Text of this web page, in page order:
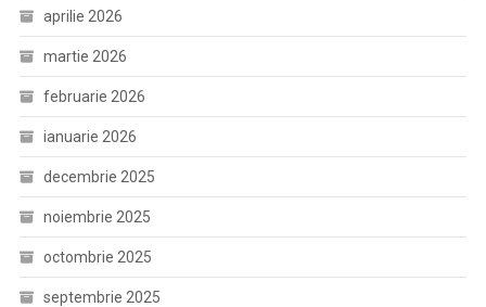
aprilie 2026
martie 2026
februarie 2026
ianuarie 2026
decembrie 2025
noiembrie 2025
octombrie 2025
septembrie 2025